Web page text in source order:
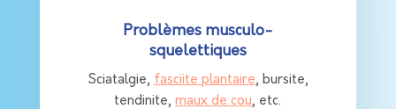
Problèmes musculo-
squelettiques
Sciatalgie, fasciite plantaire, bursite,
tendinite,maux de cou, etc.